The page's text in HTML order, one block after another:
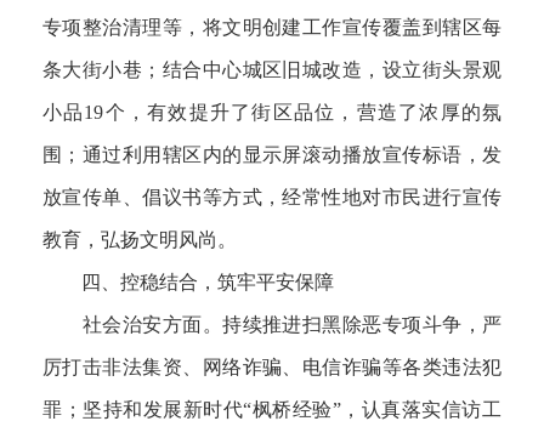
专项整治清理等，将文明创建工作宣传覆盖到辖区每
条大街小巷；结合中心城区旧城改造，设立街头景观
小品19个，有效提升了街区品位，营造了浓厚的氛
围；通过利用辖区内的显示屏滚动播放宣传标语，发
放宣传单、倡议书等方式，经常性地对市民进行宣传
教育，弘扬文明风尚。
四、控稳结合，筑牢平安保障
社会治安方面。持续推进扫黑除恶专项斗争，严
厉打击非法集资、网络诈骗、电信诈骗等各类违法犯
罪；坚持和发展新时代“枫桥经验”，认真落实信访工